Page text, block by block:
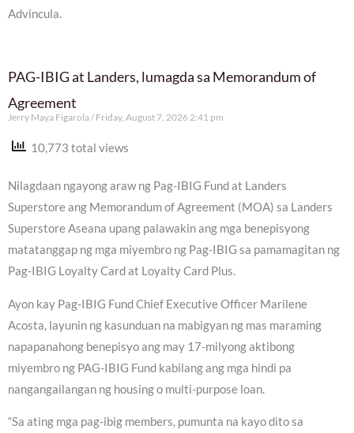
Advincula.
PAG-IBIG at Landers, lumagda sa Memorandum of
Agreement
Jerry Maya Figarola Friday, August 7, 2026 2:41 pm
10,773 total views
Nilagdaan ngayong araw ng Pag-IBIG Fund at Landers
Superstore ang Memorandum of Agreement (MOA) sa Landers
Superstore Aseana upang palawakin ang mga benepisyong
matatanggap ng mga miyembro ng Pag-IBIG sa pamamagitan ng
Pag-IBIG Loyalty Card at Loyalty Card Plus.
Ayon kay Pag-IBIG Fund Chief Executive Officer Marilene
Acosta, layunin ng kasunduan na mabigyan ng mas maraming
napapanahong benepisyo ang may 17-milyong aktibong
miyembro ng PAG-IBIG Fund kabilang ang mga hindi pa
nangangailangan ng housing o multi-purpose loan.
“Sa ating mga pag-ibig members, pumunta na kayo dito sa